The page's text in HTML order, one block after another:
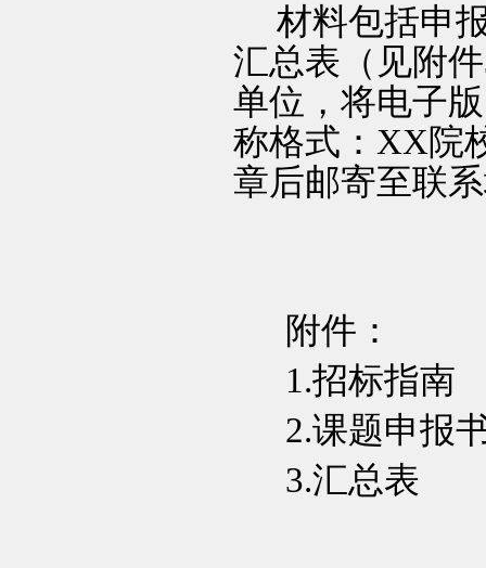
材料包括申
汇总表（见附件
单位，将电子
称格式： XX院
章后邮寄至联
附件：
1.招标指南
2.课题申报
3.汇总表